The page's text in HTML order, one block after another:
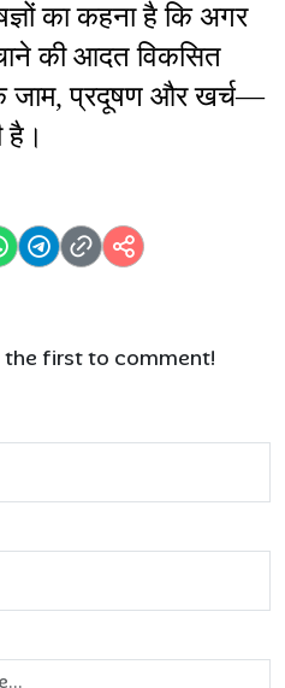
का कहना है कि अगर
की आदत विकसित
जाम, प्रदूषण और खर्च—
है।
first to comment!